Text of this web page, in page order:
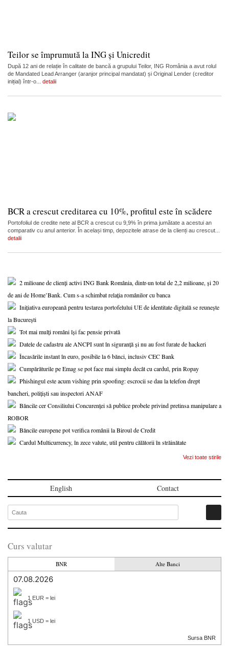
Teilor se împrumută la ING și Unicredit
După 12 ani de relație în calitate de bancă a grupului Teilor, ING România a avut rolul
de Mandated Lead Arranger (aranjor principal mandatat) și Original Lender (creditor
inițial) într-o... detalii
BCR a crescut creditarea cu 10%, profitul este în scădere
Portofoliul de credite nete al BCR a crescut cu 9,9% în prima jumătate a acestui an
comparativ cu anul anterior. În același timp, depozitele atrase de la clienți au crescut...
detalii
2 milioane de clienți activi ING Bank România, dintr-un total de 2,2 milioane, și 20
de ani de Home’Bank. Cum s-a schimbat relația românilor cu banca
Inițiativa europeană pentru testarea portofelului UE de identitate digitală se reunește
la București
Tot mai mulți români își fac pensie privată
Datele de cadastru ale ANCPI sunt în siguranță și nu au fost furate de hackeri
Încasările instant în euro, posibile la 6 bănci, inclusiv CEC Bank
Cumpărăturile pe Emag se pot face mai simplu decât cu cardul, prin Ropay
Phishingul este acum vishing prin spoofing: escrocii se dau la telefon drept
bancheri, polițiști sau inspectori ANAF
Băncile cer Consiliului Concurenței să publice probele privind pretinsa manipulare a
ROBOR
Băncile europene pot verifica românii la Biroul de Credit
Cardul Multicurrency, în zece valute, util pentru călătorii în străinătate
Vezi toate stirile
English Contact
Curs valutar
BNR Alte Banci
07.08.2026
1 EUR = lei
1 USD = lei
Sursa BNR